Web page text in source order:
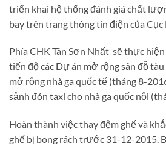
triển khai hệ thống đánh giá chất
bay trên trang thông tin điện của Cục
Phía CHK Tân Sơn Nhất sẽ thực
tiến độ các Dự án mở rộng sân đỗ
mở rộng nhà ga quốc tế (tháng 8-
sảnh đón taxi cho nhà ga quốc nội
Hoàn thành việc thay đệm ghế và
ghế bị bong rách trước 31-12-2015.